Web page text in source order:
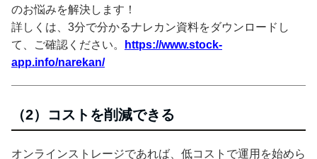
のお悩みを解決します！
詳しくは、3分で分かるナレカン資料をダウンロードし
て、ご確認ください。
https://www.stock-
app.info/narekan/
（2）コストを削減できる
オンラインストレージであれば、低コストで運用を始めら